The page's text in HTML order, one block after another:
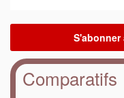
Comparatifs